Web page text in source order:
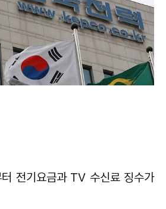
전기요금과 TV 수신료 징수가